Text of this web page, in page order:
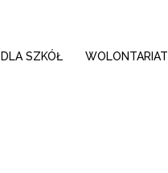
DLA SZKÓŁ WOLONTARIAT